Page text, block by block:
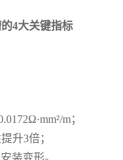
4大关键指标
m；
升3倍；